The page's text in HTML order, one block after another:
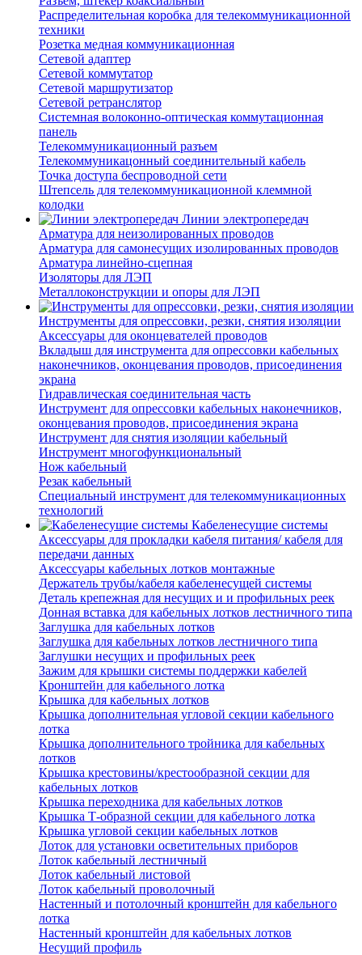
Распределительная коробка для телекоммуникационной
техники
Розетка медная коммуникационная
Сетевой адаптер
Сетевой коммутатор
Сетевой маршрутизатор
Сетевой ретранслятор
Системная волоконно-оптическая коммутационная
панель
Телекоммуникационный разъем
Телекоммуникацонный соединительный кабель
Точка доступа беспроводной сети
Штепсель для телекоммуникационной клеммной
колодки
Линии электропередач
Арматура для неизолированных проводов
Арматура для самонесущих изолированных проводов
Арматура линейно-сцепная
Изоляторы для ЛЭП
Металлоконструкции и опоры для ЛЭП
Инструменты для опрессовки, резки, снятия изоляции
Аксессуары для оконцевателей проводов
Вкладыш для инструмента для опрессовки кабельных
наконечников, оконцевания проводов, присоединения
экрана
Гидравлическая соединительная часть
Инструмент для опрессовки кабельных наконечников,
оконцевания проводов, присоединения экрана
Инструмент для снятия изоляции кабельный
Инструмент многофункциональный
Нож кабельный
Резак кабельный
Специальный инструмент для телекоммуникационных
технологий
Кабеленесущие системы
Аксессуары для прокладки кабеля питания/ кабеля для
передачи данных
Аксессуары кабельных лотков монтажные
Держатель трубы/кабеля кабеленесущей системы
Деталь крепежная для несущих и и профильных реек
Донная вставка для кабельных лотков лестничного типа
Заглушка для кабельных лотков
Заглушка для кабельных лотков лестничного типа
Заглушки несущих и профильных реек
Зажим для крышки системы поддержки кабелей
Кронштейн для кабельного лотка
Крышка для кабельных лотков
Крышка дополнительная угловой секции кабельного
лотка
Крышка дополнительного тройника для кабельных
лотков
Крышка крестовины/крестообразной секции для
кабельных лотков
Крышка переходника для кабельных лотков
Крышка Т-образной секции для кабельного лотка
Крышка угловой секции кабельных лотков
Лоток для установки осветительных приборов
Лоток кабельный лестничный
Лоток кабельный листовой
Лоток кабельный проволочный
Настенный и потолочный кронштейн для кабельного
лотка
Настенный кронштейн для кабельных лотков
Несущий профиль